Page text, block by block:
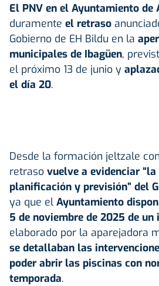
El PNV en el Ayuntamiento de
duramente el retraso
Gobierno de EH Bildu en la
municipales de Ibagüen,
el próximo 13 de junio y
el día 20.
Desde la formación jeltzale
retraso vuelve a evidenciar
planificación y previsión” del
ya que el Ayuntamiento
5 de noviembre de 2025 de
elaborado por la aparejadora
se detallaban las
poder abrir las piscinas con
temporada.